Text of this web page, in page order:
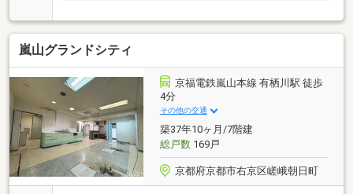
嵐山グランドシティ
京福電鉄嵐山本線 有栖川駅 徒歩
4分
その他の交通
築37年10ヶ月/7階建
総戸数169戸
京都府京都市右京区嵯峨朝日町